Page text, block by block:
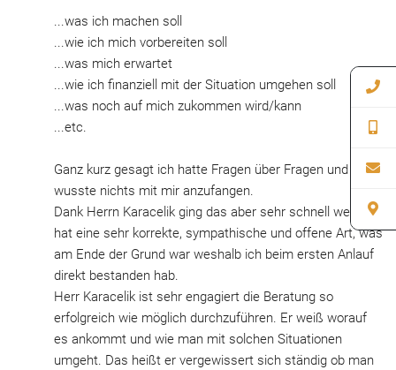
...was ich machen soll
...wie ich mich vorbereiten soll
...was mich erwartet
...wie ich finanziell mit der Situation umgehen soll
...was noch auf mich zukommen wird/kann
...etc.
Ganz kurz gesagt ich hatte Fragen über Fragen und
wusste nichts mit mir anzufangen.
Dank Herrn Karacelik ging das aber sehr schnell weg. Er
hat eine sehr korrekte, sympathische und offene Art, was
am Ende der Grund war weshalb ich beim ersten Anlauf
direkt bestanden hab.
Herr Karacelik ist sehr engagiert die Beratung so
erfolgreich wie möglich durchzuführen. Er weiß worauf
es ankommt und wie man mit solchen Situationen
umgeht. Das heißt er vergewissert sich ständig ob man